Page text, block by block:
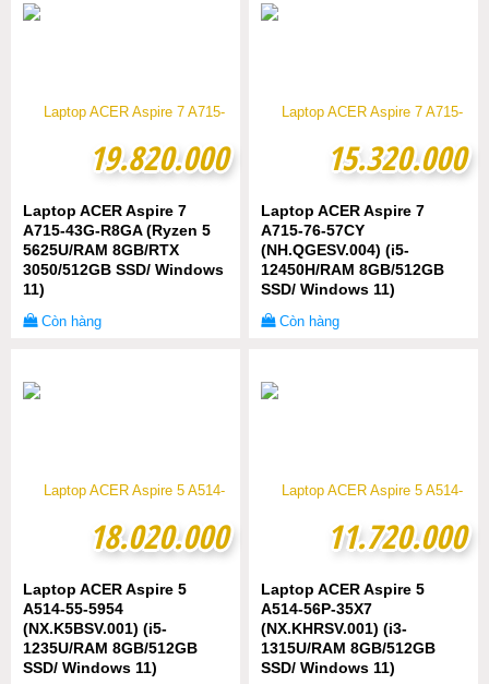
19.820.000
19.820.000
Laptop ACER Aspire 7
A715-43G-R8GA (Ryzen 5
5625U/RAM 8GB/RTX
3050/512GB SSD/ Windows
11)
Còn hàng
15.320.000
15.320.000
Laptop ACER Aspire 7
A715-76-57CY
(NH.QGESV.004) (i5-
12450H/RAM 8GB/512GB
SSD/ Windows 11)
Còn hàng
18.020.000
18.020.000
Laptop ACER Aspire 5
A514-55-5954
(NX.K5BSV.001) (i5-
1235U/RAM 8GB/512GB
SSD/ Windows 11)
11.720.000
11.720.000
Laptop ACER Aspire 5
A514-56P-35X7
(NX.KHRSV.001) (i3-
1315U/RAM 8GB/512GB
SSD/ Windows 11)